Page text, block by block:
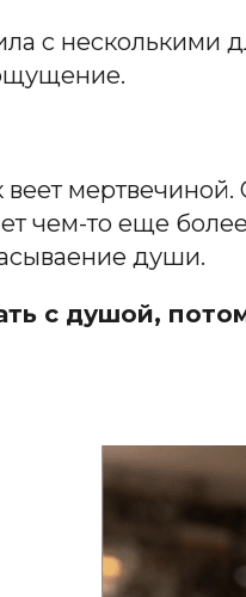
с несколькими
мертвечиной.
чем-то еще
души.
с душой,